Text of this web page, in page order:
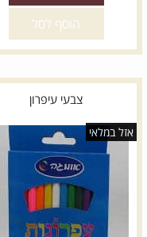
הוסף לסל
צבעי עיפרון
אזל במלאי